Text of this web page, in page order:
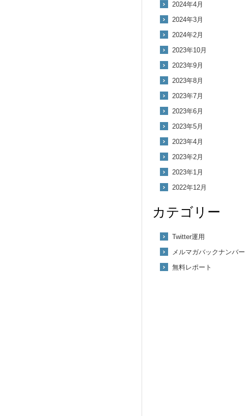
2024年4月
2024年3月
2024年2月
2023年10月
2023年9月
2023年8月
2023年7月
2023年6月
2023年5月
2023年4月
2023年2月
2023年1月
2022年12月
カテゴリー
Twitter運用
メルマガバックナンバー
無料レポート